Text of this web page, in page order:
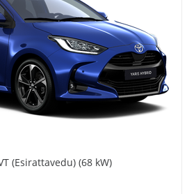
(Esirattavedu) (68 kW)